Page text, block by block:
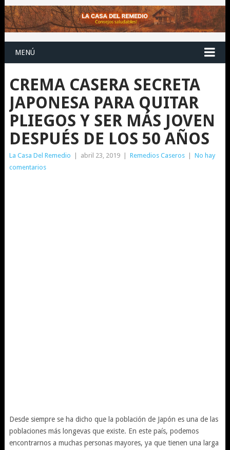
MENÚ
CREMA CASERA SECRETA
JAPONESA PARA QUITAR
PLIEGOS Y SER MÁS JOVEN
DESPUÉS DE LOS 50 AÑOS
La Casa Del Remedio abril 23, 2019 Remedios Caseros
No hay
comentarios
Desde siempre se ha dicho que la población de Japón es una de las
poblaciones más longevas que existe. En este país, podemos
encontrarnos a muchas personas mayores, ya que tienen una larga